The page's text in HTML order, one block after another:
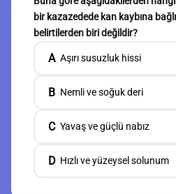
bir kazazedede kan kaybına
belirtilerden biri değildir?
A Aşırı susuzluk hissi
B Nemli ve soğuk deri
C Yavaş ve güçlü nabız
D Hızlı ve yüzeysel solunum